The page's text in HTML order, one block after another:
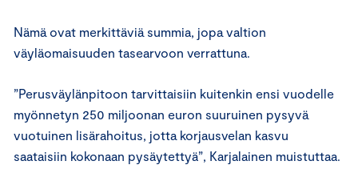
Nämä ovat merkittäviä summia, jopa valtion
väyläomaisuuden tasearvoon verrattuna.
”Perusväylänpitoon tarvittaisiin kuitenkin ensi vuodelle
myönnetyn 250 miljoonan euron suuruinen pysyvä
vuotuinen lisärahoitus, jotta korjausvelan kasvu
saataisiin kokonaan pysäytettyä”, Karjalainen muistuttaa.